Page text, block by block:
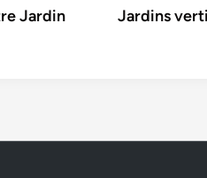
Jardin
Jardins